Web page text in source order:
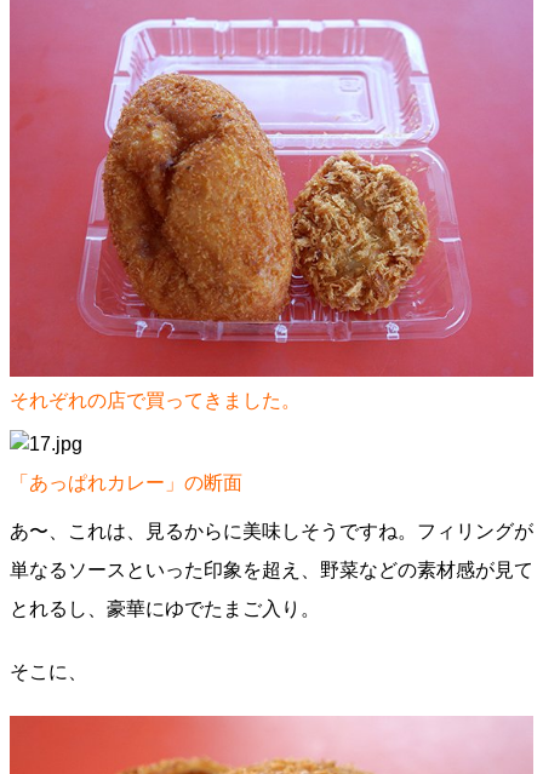
それぞれの店で買ってきました。
「あっぱれカレー」の断面
あ〜、これは、見るからに美味しそうですね。フィリングが
単なるソースといった印象を超え、野菜などの素材感が見て
とれるし、豪華にゆでたまご入り。
そこに、